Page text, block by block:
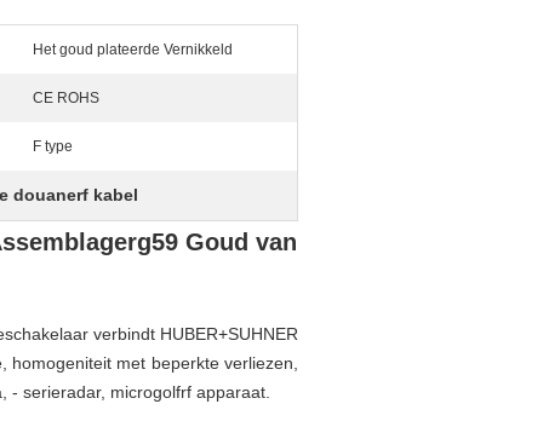
Het goud plateerde Vernikkeld
CE ROHS
F type
douanerf kabel
Goud van
verbindt HUBER+SUHNER
met beperkte verliezen,
- serieradar, microgolfrf apparaat.